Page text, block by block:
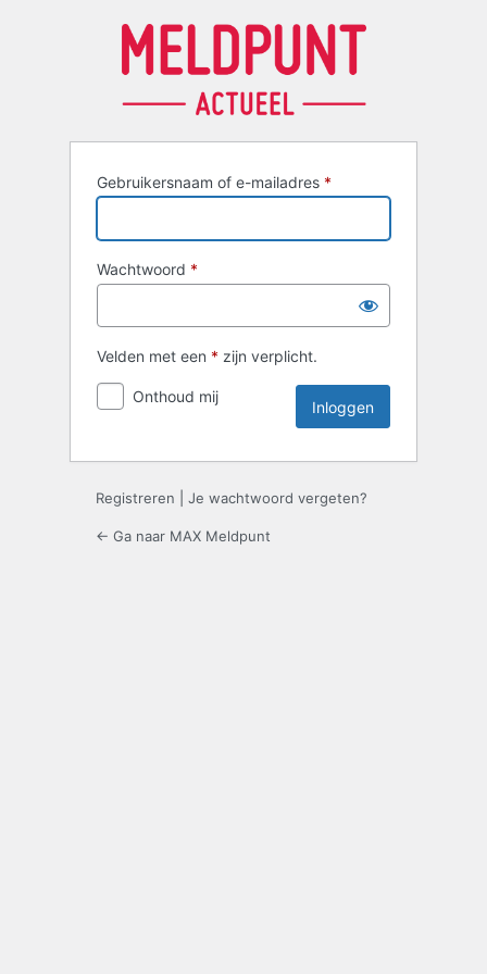
Gebruikersnaam of e-mailadres *
Wachtwoord *
Velden met een * zijn verplicht.
Onthoud mij
Registreren Je wachtwoord vergeten?
← Ga naar MAX Meldpunt